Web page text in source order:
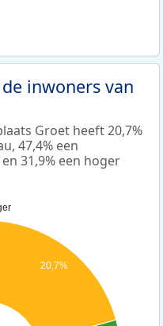
inwoners van
Groet heeft 20,7%
47,4% een
31,9% een hoger
20,7%